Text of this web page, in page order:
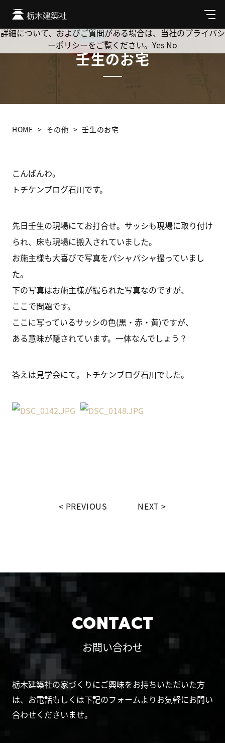
メ
ニ
ュ
壬生のお宅
HOME その他 壬生のお宅
こんばんわ。
トチケンブログ石川です。
先日壬生の現場にてお打合せ。サッシも現場に取り付け
られ、床も現場に搬入されていました。
お施主様も大喜びで写真をパシャパシャ撮っていまし
た。
下の写真はお施主様が撮られた写真なのですが、
ここで問題です。
ここに写っているサッシの色(黒・赤・黄)ですが、
ある意味が隠されています。一体なんでしょう？
答えは見学会にて。トチケンブログ石川でした。
PREVIOUS NEXT
CONTACT
お問い合わせ
栃木建築社の家づくりにご興味をお持ちいただいた方
は、お電話もしくは下記のフォームよりお気軽にお問い
合わせくださいませ。
Cookie を使用して、お客様の活動を追跡してもよろしいです
か? 当社ではお客様のプライバシーを極めて重視しています。
詳細について、およびご質問がある場合は、当社のプライバシ
ーポリシーをご覧ください。 Yes No